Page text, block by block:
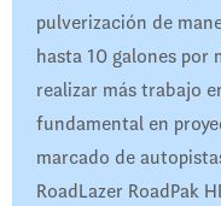
pulverización de
hasta 10 galones por
realizar más trabajo
fundamental en
marcado de
RoadLazer RoadPak